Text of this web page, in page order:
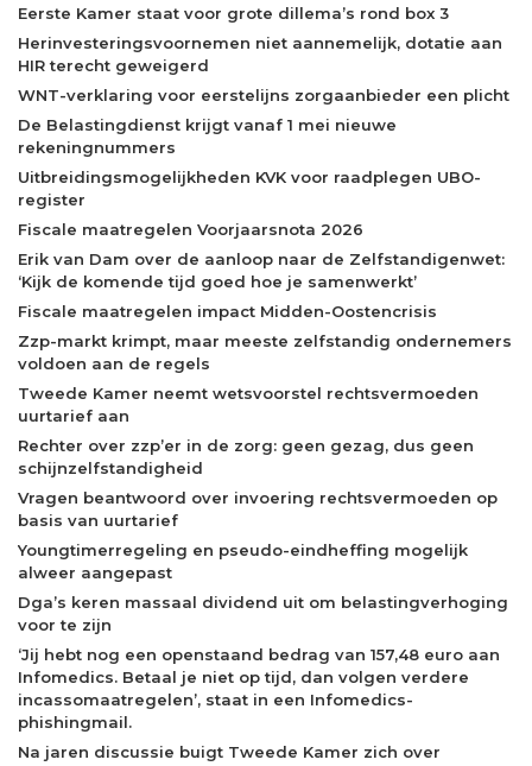
Eerste Kamer staat voor grote dillema’s rond box 3
Herinvesteringsvoornemen niet aannemelijk, dotatie aan
HIR terecht geweigerd
WNT-verklaring voor eerstelijns zorgaanbieder een plicht
De Belastingdienst krijgt vanaf 1 mei nieuwe
rekeningnummers
Uitbreidingsmogelijkheden KVK voor raadplegen UBO-
register
Fiscale maatregelen Voorjaarsnota 2026
Erik van Dam over de aanloop naar de Zelfstandigenwet:
‘Kijk de komende tijd goed hoe je samenwerkt’
Fiscale maatregelen impact Midden-Oostencrisis
Zzp-markt krimpt, maar meeste zelfstandig ondernemers
voldoen aan de regels
Tweede Kamer neemt wetsvoorstel rechtsvermoeden
uurtarief aan
Rechter over zzp’er in de zorg: geen gezag, dus geen
schijnzelfstandigheid
Vragen beantwoord over invoering rechtsvermoeden op
basis van uurtarief
Youngtimerregeling en pseudo-eindheffing mogelijk
alweer aangepast
Dga’s keren massaal dividend uit om belastingverhoging
voor te zijn
‘Jij hebt nog een openstaand bedrag van 157,48 euro aan
Infomedics. Betaal je niet op tijd, dan volgen verdere
incassomaatregelen’, staat in een Infomedics-
phishingmail.
Na jaren discussie buigt Tweede Kamer zich over